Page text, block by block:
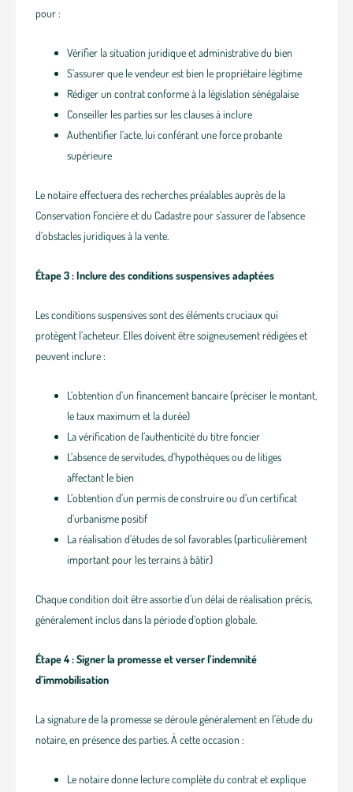
pour :
Vérifier la situation juridique et administrative du bien
S’assurer que le vendeur est bien le propriétaire légitime
Rédiger un contrat conforme à la législation sénégalaise
Conseiller les parties sur les clauses à inclure
Authentifier l’acte, lui conférant une force probante
supérieure
Le notaire effectuera des recherches préalables auprès de la
Conservation Foncière et du Cadastre pour s’assurer de l’absence
d’obstacles juridiques à la vente.
Étape 3 : Inclure des conditions suspensives adaptées
Les conditions suspensives sont des éléments cruciaux qui
protègent l’acheteur. Elles doivent être soigneusement rédigées et
peuvent inclure :
L’obtention d’un financement bancaire (préciser le montant,
le taux maximum et la durée)
La vérification de l’authenticité du titre foncier
L’absence de servitudes, d’hypothèques ou de litiges
affectant le bien
L’obtention d’un permis de construire ou d’un certificat
d’urbanisme positif
La réalisation d’études de sol favorables (particulièrement
important pour les terrains à bâtir)
Chaque condition doit être assortie d’un délai de réalisation précis,
généralement inclus dans la période d’option globale.
Étape 4 : Signer la promesse et verser l’indemnité
d’immobilisation
La signature de la promesse se déroule généralement en l’étude du
notaire, en présence des parties. À cette occasion :
Le notaire donne lecture complète du contrat et explique